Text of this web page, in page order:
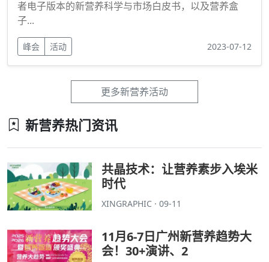
者电子版本的新营养科学与市场白皮书，以及营养盒
子...
峰会 活动 2023-07-12
更多新营养活动
新营养热门资讯
共晶技术：让营养素步入埃米
时代
XINGRAPHIC · 09-11
11月6-7日广州新营养趋势大
会！30+演讲、2